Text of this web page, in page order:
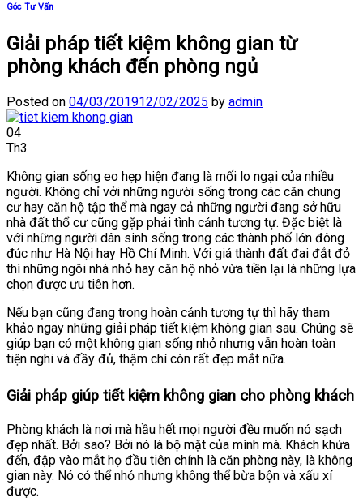
Góc Tư Vấn
Giải pháp tiết kiệm không gian từ
phòng khách đến phòng ngủ
Posted on 04/03/201912/02/2025 by admin
04
Th3
Không gian sống eo hẹp hiện đang là mối lo ngại của nhiều
người. Không chỉ vởi những người sống trong các căn chung
cư hay căn hộ tập thể mà ngay cả những người đang sở hữu
nhà đất thổ cư cũng gặp phải tình cảnh tương tự. Đặc biệt là
với những người dân sinh sống trong các thành phố lớn đông
đúc như Hà Nội hay Hồ Chí Minh. Với giá thành đất đai đắt đỏ
thì những ngôi nhà nhỏ hay căn hộ nhỏ vừa tiền lại là những lựa
chọn được ưu tiên hơn.
Nếu bạn cũng đang trong hoàn cảnh tương tự thì hãy tham
khảo ngay những giải pháp tiết kiệm không gian sau. Chúng sẽ
giúp bạn có một không gian sống nhỏ nhưng vẫn hoàn toàn
tiện nghi và đầy đủ, thậm chí còn rất đẹp mắt nữa.
Giải pháp giúp tiết kiệm không gian cho phòng khách
Phòng khách là nơi mà hầu hết mọi người đều muốn nó sạch
đẹp nhất. Bởi sao? Bởi nó là bộ mặt của mình mà. Khách khứa
đến, đập vào mắt họ đầu tiên chính là căn phòng này, là không
gian này. Nó có thể nhỏ nhưng không thể bừa bộn và xấu xí
được.